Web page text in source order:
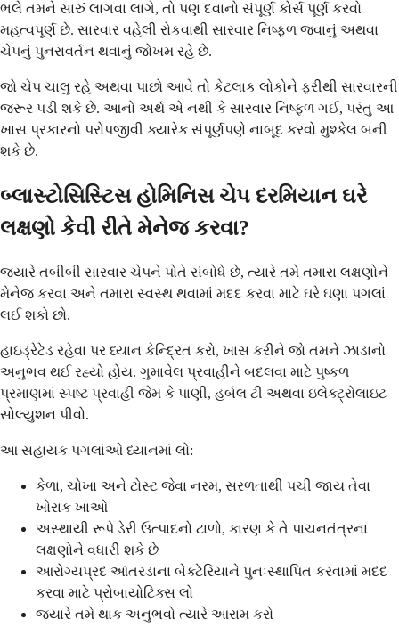
ભલે તમને સારું લાગવા લાગે, તો પણ દવાનો સંપૂર્ણ કોર્સ પૂર્ણ કરવો
મહત્વપૂર્ણ છે. સારવાર વહેલી રોકવાથી સારવાર નિષ્ફળ જવાનું અથવા
ચેપનું પુનરાવર્તન થવાનું જોખમ રહે છે.
જો ચેપ ચાલુ રહે અથવા પાછો આવે તો કેટલાક લોકોને ફરીથી સારવારની
જરૂર પડી શકે છે. આનો અર્થ એ નથી કે સારવાર નિષ્ફળ ગઈ, પરંતુ આ
ખાસ પ્રકારનો પરોપજીવી ક્યારેક સંપૂર્ણપણે નાબૂદ કરવો મુશ્કેલ બની
શકે છે.
બ્લાસ્ટોસિસ્ટિસ હોમિનિસ ચેપ દરમિયાન ઘરે
લક્ષણો કેવી રીતે મેનેજ કરવા?
જ્યારે તબીબી સારવાર ચેપને પોતે સંબોધે છે, ત્યારે તમે તમારા લક્ષણોને
મેનેજ કરવા અને તમારા સ્વસ્થ થવામાં મદદ કરવા માટે ઘરે ઘણા પગલાં
લઈ શકો છો.
હાઇડ્રેટેડ રહેવા પર ધ્યાન કેન્દ્રિત કરો, ખાસ કરીને જો તમને ઝાડાનો
અનુભવ થઈ રહ્યો હોય. ગુમાવેલ પ્રવાહીને બદલવા માટે પુષ્કળ
પ્રમાણમાં સ્પષ્ટ પ્રવાહી જેમ કે પાણી, હર્બલ ટી અથવા ઇલેક્ટ્રોલાઇટ
સોલ્યુશન પીવો.
આ સહાયક પગલાંઓ ધ્યાનમાં લો:
કેળા, ચોખા અને ટોસ્ટ જેવા નરમ, સરળતાથી પચી જાય તેવા
ખોરાક ખાઓ
અસ્થાયી રૂપે ડેરી ઉત્પાદનો ટાળો, કારણ કે તે પાચનતંત્રના
લક્ષણોને વધારી શકે છે
આરોગ્યપ્રદ આંતરડાના બેક્ટેરિયાને પુનઃસ્થાપિત કરવામાં મદદ
કરવા માટે પ્રોબાયોટિક્સ લો
જ્યારે તમે થાક અનુભવો ત્યારે આરામ કરો